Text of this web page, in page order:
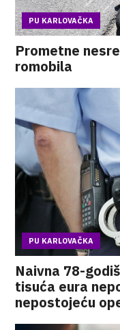
PU KARLOVAČKA
Prometne
romobila
PU KARLOVAČKA
Naivna 78-
tisuća eura
nepostojeću